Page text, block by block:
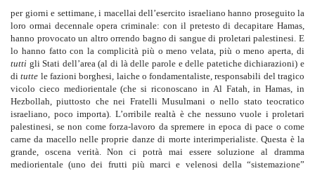
per giorni e settimane, i macellai dell’esercito israeliano hanno proseguito la
loro ormai decennale opera criminale: con il pretesto di decapitare Hamas,
hanno provocato un altro orrendo bagno di sangue di proletari palestinesi. E
lo hanno fatto con la complicità più o meno velata, più o meno aperta, di
tutti gli Stati dell’area (al di là delle parole e delle patetiche dichiarazioni) e
ditutte le fazioni borghesi, laiche o fondamentaliste, responsabili del tragico
vicolo cieco mediorientale (che si riconoscano in Al Fatah, in Hamas, in
Hezbollah, piuttosto che nei Fratelli Musulmani o nello stato teocratico
israeliano, poco importa). L’orribile realtà è che nessuno vuole i proletari
palestinesi, se non come forza-lavoro da spremere in epoca di pace o come
carne da macello nelle proprie danze di morte interimperialiste. Questa è la
grande, oscena verità. Non ci potrà mai essere soluzione al dramma
mediorientale (uno dei frutti più marci e velenosi della “sistemazione”